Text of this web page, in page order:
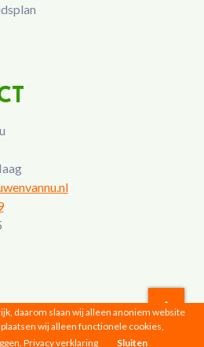
© 2026 |Privacyverklaring
daarom slaan wij alleen anoniem website
wij alleen functionele cookies,
Privacy verklaring Sluiten